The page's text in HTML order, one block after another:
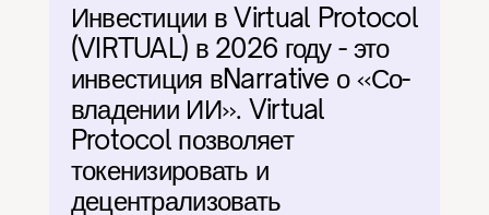
Инвестиции в Virtual Protocol
(VIRTUAL) в 2026 году - это
инвестиция вNarrative о «Со-
владении ИИ». Virtual
Protocol позволяет
токенизировать и
децентрализовать